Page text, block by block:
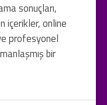
sonuçları,
içerikler, online
profesyonel
bir